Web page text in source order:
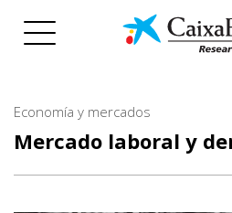
Economía y mercados
Mercado laboral y